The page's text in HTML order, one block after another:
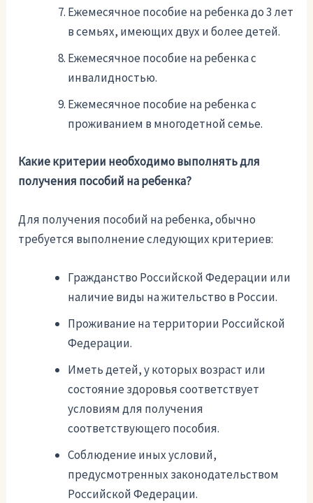
Ежемесячное пособие на ребенка до 3 лет
в семьях, имеющих двух и более детей.
Ежемесячное пособие на ребенка с
инвалидностью.
Ежемесячное пособие на ребенка с
проживанием в многодетной семье.
Какие критерии необходимо выполнять для
получения пособий на ребенка?
Для получения пособий на ребенка, обычно
требуется выполнение следующих критериев:
Гражданство Российской Федерации или
наличие виды на жительство в России.
Проживание на территории Российской
Федерации.
Иметь детей, у которых возраст или
состояние здоровья соответствует
условиям для получения
соответствующего пособия.
Соблюдение иных условий,
предусмотренных законодательством
Российской Федерации.